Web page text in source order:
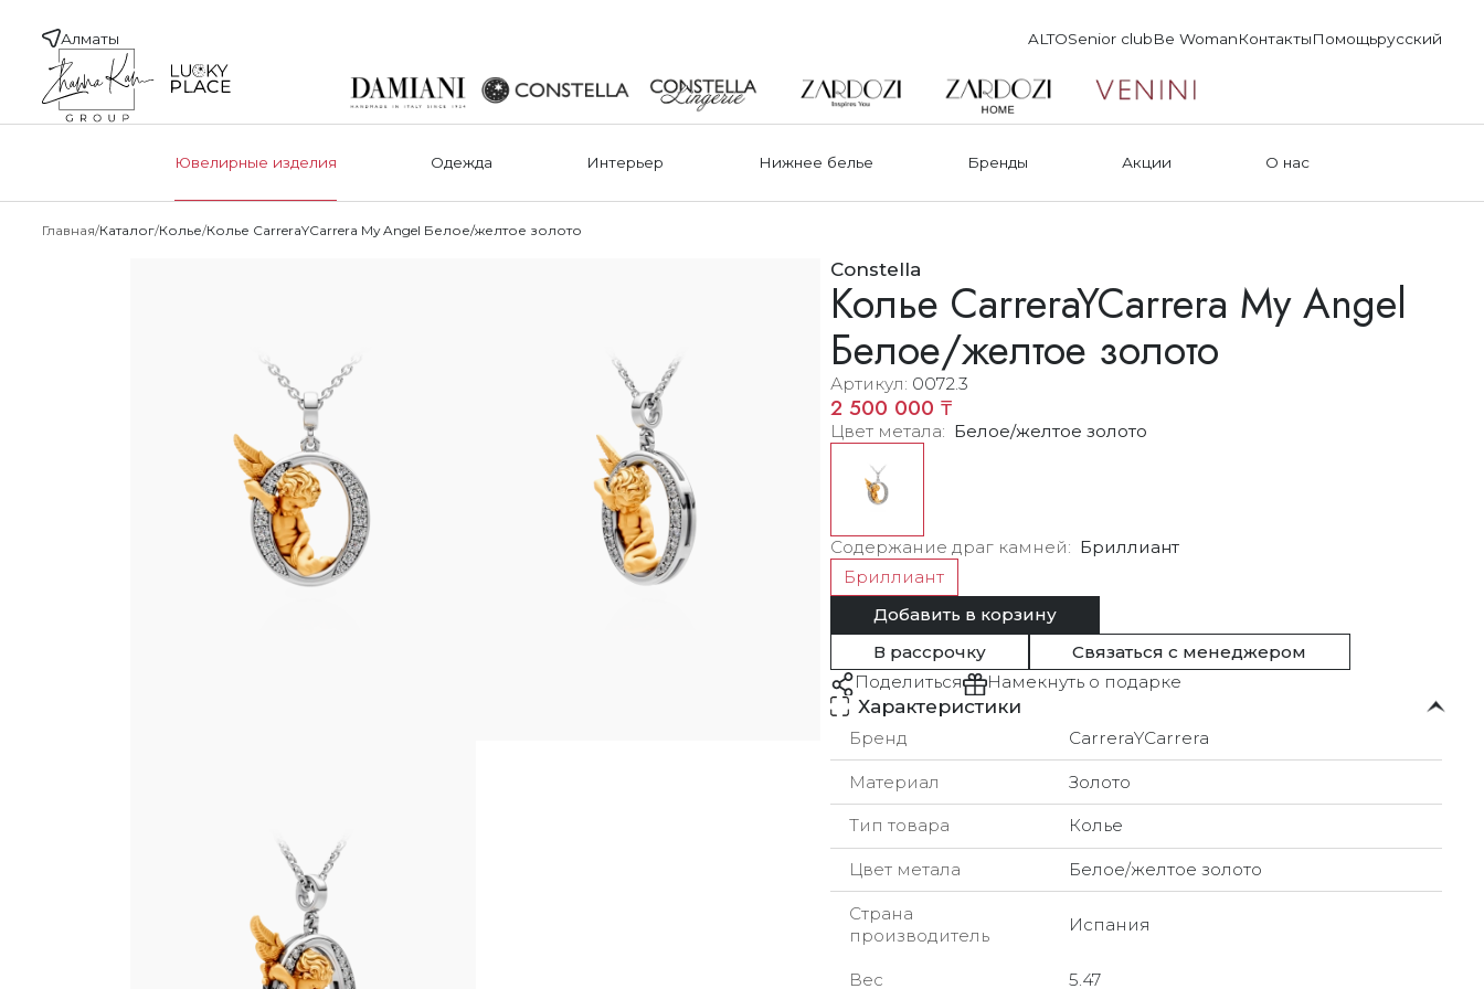
Алматы ALTOSenior clubBe WomanКонтактыПомощьрусский
Ювелирные изделия Одежда Интерьер Нижнее белье Бренды Акции О нас
Главная Каталог Колье Колье CarreraYCarrera My Angel Белое/желтое золото
Constella
Колье CarreraYCarrera My Angel
Белое/желтое золото
Артикул 0072.3
2 500 000 ₸
Цвет метала Белое/желтое золото
Содержание драг камней
Бриллиант
Бриллиант
Добавить в корзину
В рассрочку
Связаться с менеджером
Поделиться
Намекнуть о подарке
Характеристики
Бренд CarreraYCarrera
Материал Золото
Тип товара Колье
Цвет метала Белое/желтое золото
Страна
производитель
Испания
Вес 5.47